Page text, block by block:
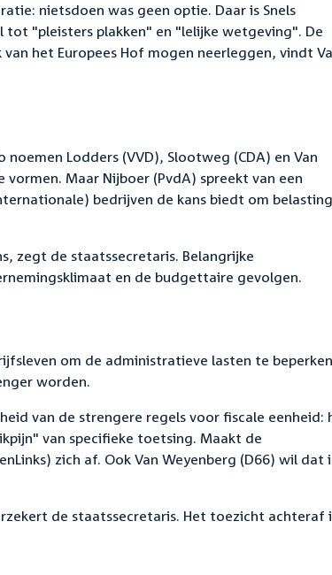
nietsdoen was geen optie. Daar is Snels
tot "pleisters plakken" en "lelijke wetgeving". De
het Europees Hof mogen neerleggen, vindt
Lodders (VVD), Slootweg (CDA) en Van
vormen. Maar Nijboer (PvdA) spreekt van een
bedrijven de kans biedt om
zegt de staatssecretaris. Belangrijke
en de budgettaire gevolgen.
om de administratieve lasten te
worden.
van de strengere regels voor fiscale eenheid:
van specifieke toetsing. Maakt de
zich af. Ook Van Weyenberg (D66) wil dat
de staatssecretaris. Het toezicht achteraf